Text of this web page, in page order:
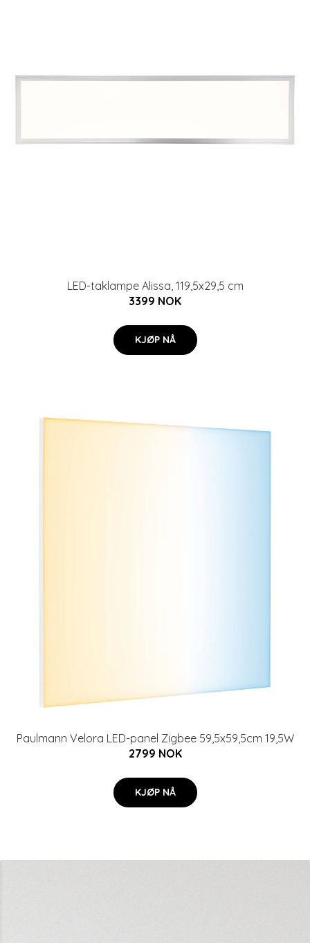
LED-taklampe Alissa, 119,5x29,5 cm
3399 NOK
KJØP NÅ
Paulmann Velora LED-panel Zigbee 59,5x59,5cm 19,5W
2799 NOK
KJØP NÅ